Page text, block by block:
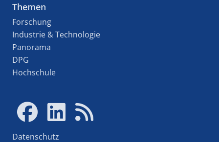
Themen
Forschung
Industrie & Technologie
Panorama
DPG
Hochschule
Datenschutz